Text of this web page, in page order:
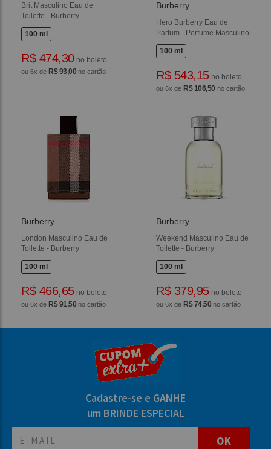
Brit Masculino Eau de
Toilette - Burberry
100 ml
R$ 474,30no boleto
ou 6x de R$ 93,00 no cartão
Burberry
Hero Burberry Eau de
Parfum - Perfume Masculino
100 ml
R$ 543,15no boleto
ou 6x de R$ 106,50 no cartão
Burberry
London Masculino Eau de
Toilette - Burberry
100 ml
R$ 466,65no boleto
ou 6x de R$ 91,50 no cartão
Burberry
Weekend Masculino Eau de
Toilette - Burberry
100 ml
R$ 379,95no boleto
ou 6x de R$ 74,50 no cartão
Cadastre-se e GANHE
um BRINDE ESPECIAL
OK